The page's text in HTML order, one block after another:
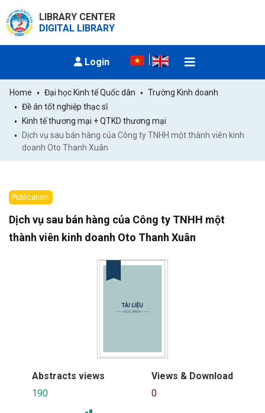
LIBRARY CENTER
DIGITAL LIBRARY
Login
Home Đại học Kinh tế Quốc dân
Trường Kinh doanh
Đề án tốt nghiệp thạc sĩ
Kinh tế thương mại + QTKD thương mại
Dịch vụ sau bán hàng của Công ty TNHH một thành viên kinh
doanh Oto Thanh Xuân
Publication:
Dịch vụ sau bán hàng của Công ty TNHH một
thành viên kinh doanh Oto Thanh Xuân
Abstracts views
190
Views & Download
0